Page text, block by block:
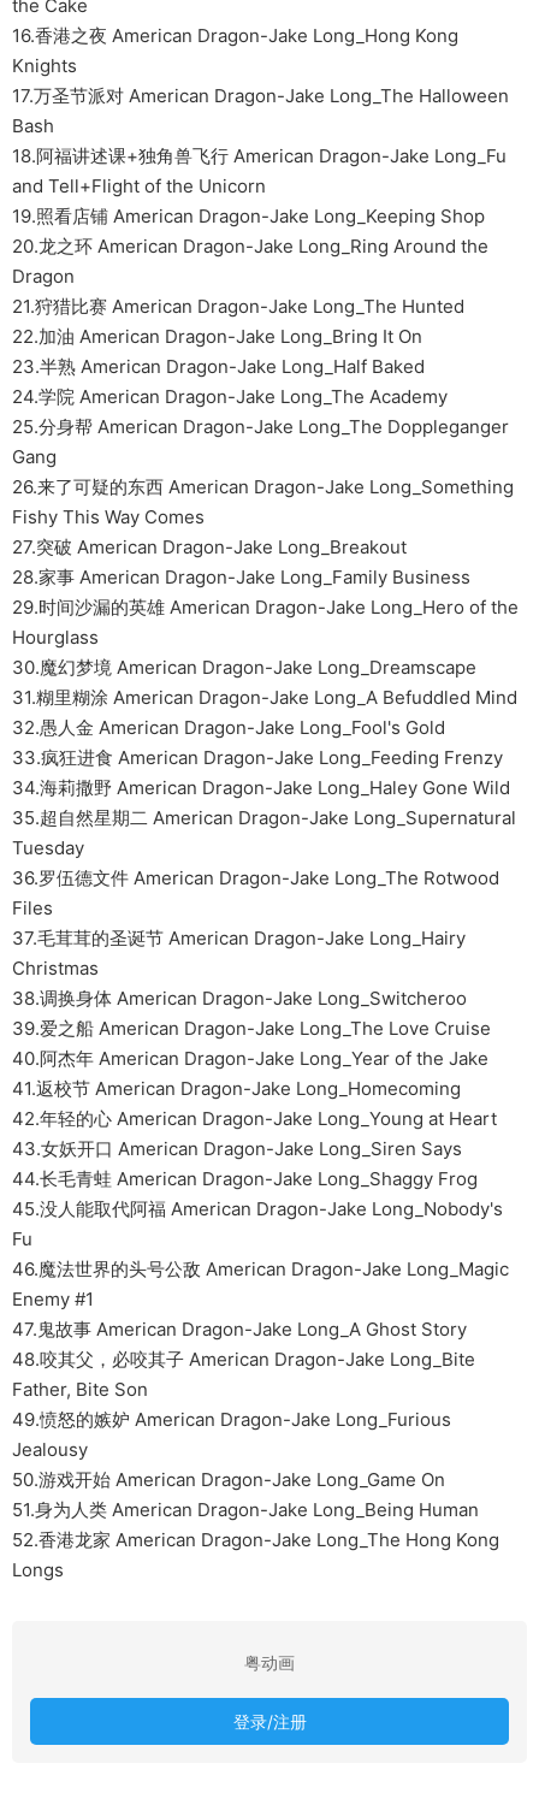
the Cake
16.香港之夜 American Dragon-Jake Long_Hong Kong
Knights
17.万圣节派对 American Dragon-Jake Long_The Halloween
Bash
18.阿福讲述课+独角兽飞行 American Dragon-Jake Long_Fu
and Tell+Flight of the Unicorn
19.照看店铺 American Dragon-Jake Long_Keeping Shop
20.龙之环 American Dragon-Jake Long_Ring Around the
Dragon
21.狩猎比赛 American Dragon-Jake Long_The Hunted
22.加油 American Dragon-Jake Long_Bring It On
23.半熟 American Dragon-Jake Long_Half Baked
24.学院 American Dragon-Jake Long_The Academy
25.分身帮 American Dragon-Jake Long_The Doppleganger
Gang
26.来了可疑的东西 American Dragon-Jake Long_Something
Fishy This Way Comes
27.突破 American Dragon-Jake Long_Breakout
28.家事 American Dragon-Jake Long_Family Business
29.时间沙漏的英雄 American Dragon-Jake Long_Hero of the
Hourglass
30.魔幻梦境 American Dragon-Jake Long_Dreamscape
31.糊里糊涂 American Dragon-Jake Long_A Befuddled Mind
32.愚人金 American Dragon-Jake Long_Fool's Gold
33.疯狂进食 American Dragon-Jake Long_Feeding Frenzy
34.海莉撒野 American Dragon-Jake Long_Haley Gone Wild
35.超自然星期二 American Dragon-Jake Long_Supernatural
Tuesday
36.罗伍德文件 American Dragon-Jake Long_The Rotwood
Files
37.毛茸茸的圣诞节 American Dragon-Jake Long_Hairy
Christmas
38.调换身体 American Dragon-Jake Long_Switcheroo
39.爱之船 American Dragon-Jake Long_The Love Cruise
40.阿杰年 American Dragon-Jake Long_Year of the Jake
41.返校节 American Dragon-Jake Long_Homecoming
42.年轻的心 American Dragon-Jake Long_Young at Heart
43.女妖开口 American Dragon-Jake Long_Siren Says
44.长毛青蛙 American Dragon-Jake Long_Shaggy Frog
45.没人能取代阿福 American Dragon-Jake Long_Nobody's
Fu
46.魔法世界的头号公敌 American Dragon-Jake Long_Magic
Enemy #1
47.鬼故事 American Dragon-Jake Long_A Ghost Story
48.咬其父，必咬其子 American Dragon-Jake Long_Bite
Father, Bite Son
49.愤怒的嫉妒 American Dragon-Jake Long_Furious
Jealousy
50.游戏开始 American Dragon-Jake Long_Game On
51.身为人类 American Dragon-Jake Long_Being Human
52.香港龙家 American Dragon-Jake Long_The Hong Kong
Longs
粤动画
登录/注册